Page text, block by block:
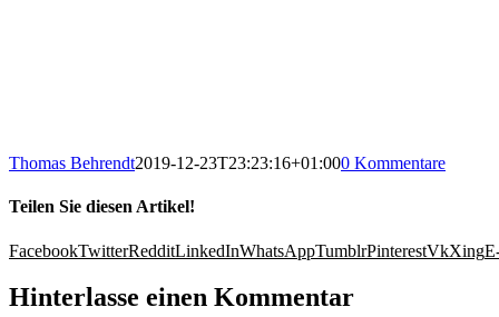
Thomas Behrendt2019-12-23T23:23:16+01:000 Kommentare
Teilen Sie diesen Artikel!
FacebookTwitterRedditLinkedInWhatsAppTumblrPinterestVkXing
Hinterlasse einen Kommentar